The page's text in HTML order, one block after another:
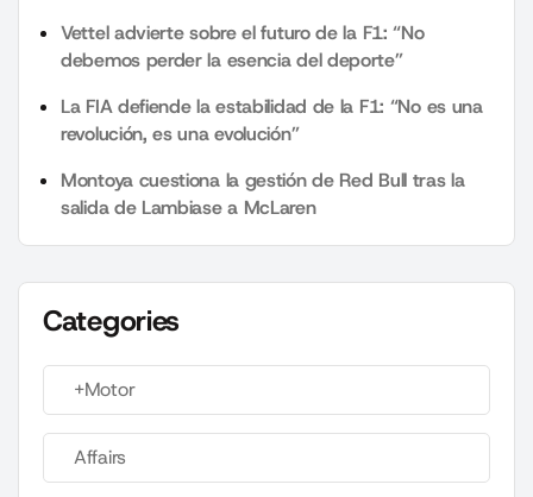
Vettel advierte sobre el futuro de la F1: “No
debemos perder la esencia del deporte”
La FIA defiende la estabilidad de la F1: “No es una
revolución, es una evolución”
Montoya cuestiona la gestión de Red Bull tras la
salida de Lambiase a McLaren
Categories
+Motor
Affairs